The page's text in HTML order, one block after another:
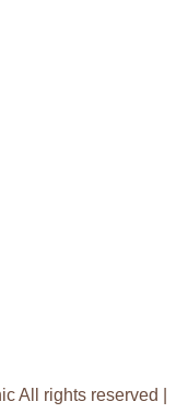
All rights reserved |